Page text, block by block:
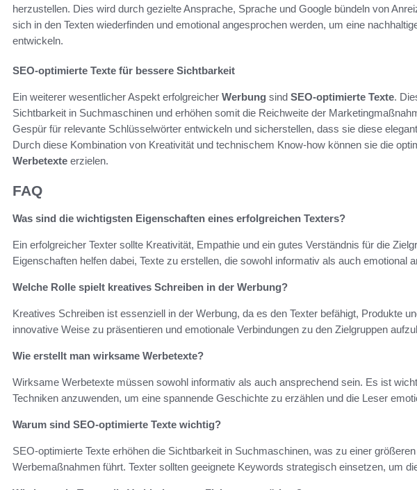
herzustellen. Dies wird durch gezielte Ansprache, Sprache und Google bündeln von
sich in den Texten wiederfinden und emotional angesprochen werden, um eine
entwickeln.
SEO-optimierte Texte für bessere Sichtbarkeit
Ein weiterer wesentlicher Aspekt erfolgreicher Werbung sind SEO-optimierte Texte.
Sichtbarkeit in Suchmaschinen und erhöhen somit die Reichweite der
Gespür für relevante Schlüsselwörter entwickeln und sicherstellen, dass sie diese
Durch diese Kombination von Kreativität und technischem Know-how können sie die
Werbetexte erzielen.
FAQ
Was sind die wichtigsten Eigenschaften eines erfolgreichen Texters?
Ein erfolgreicher Texter sollte Kreativität, Empathie und ein gutes Verständnis für die
Eigenschaften helfen dabei, Texte zu erstellen, die sowohl informativ als auch emotional
Welche Rolle spielt kreatives Schreiben in der Werbung?
Kreatives Schreiben ist essenziell in der Werbung, da es den Texter befähigt, Produkte
innovative Weise zu präsentieren und emotionale Verbindungen zu den Zielgruppen
Wie erstellt man wirksame Werbetexte?
Wirksame Werbetexte müssen sowohl informativ als auch ansprechend sein. Es ist
Techniken anzuwenden, um eine spannende Geschichte zu erzählen und die Leser
Warum sind SEO-optimierte Texte wichtig?
SEO-optimierte Texte erhöhen die Sichtbarkeit in Suchmaschinen, was zu einer
Werbemaßnahmen führt. Texter sollten geeignete Keywords strategisch einsetzen, um